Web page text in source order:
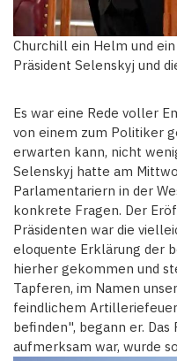
Churchill ein Helm und
Präsident Selenskyj und
Es war eine Rede voller
von einem zum Politiker
erwarten kann, nicht
Selenskyj hatte am
Parlamentariern in der
konkrete Fragen. Der
Präsidenten war die
eloquente Erklärung der
hierher gekommen und
Tapferen, im Namen
feindlichem
befinden", begann er.
aufmerksam war, wurde